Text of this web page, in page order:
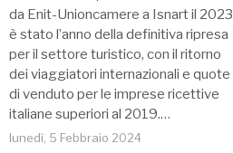
da Enit-Unioncamere a Isnart il 2023
è stato l’anno della definitiva ripresa
per il settore turistico, con il ritorno
dei viaggiatori internazionali e quote
di venduto per le imprese ricettive
italiane superiori al 2019.…
lunedì, 5 Febbraio 2024